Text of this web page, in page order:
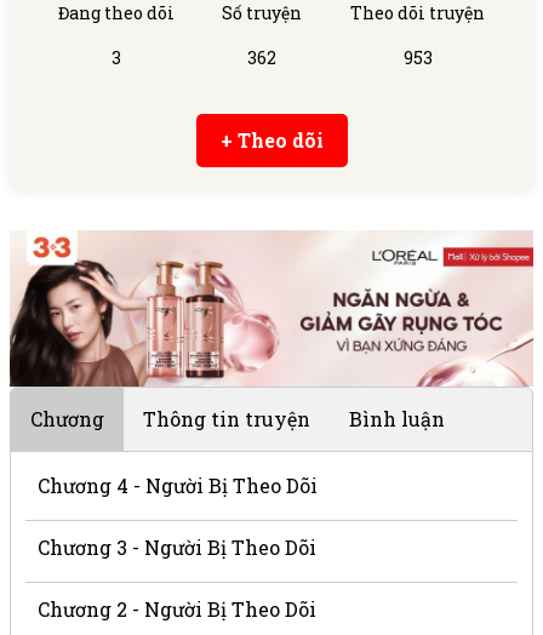
Đang theo dõi
3
Số truyện
362
Theo dõi truyện
953
+ Theo dõi
Chương Thông tin truyện Bình luận
Chương 4 - Người Bị Theo Dõi
Chương 3 - Người Bị Theo Dõi
Chương 2 - Người Bị Theo Dõi